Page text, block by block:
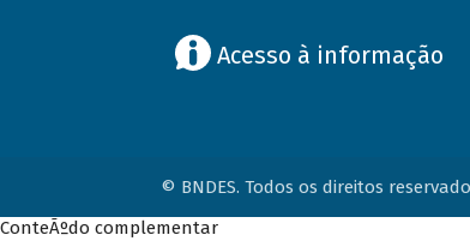
Acesso à informação
© BNDES. Todos os direitos
ConteÃºdo complementar